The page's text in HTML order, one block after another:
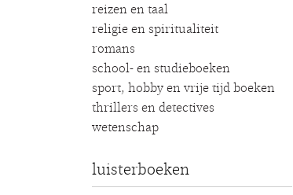
reizen en taal
religie en spiritualiteit
romans
school- en studieboeken
sport, hobby en vrije tijd boeken
thrillers en detectives
wetenschap
luisterboeken